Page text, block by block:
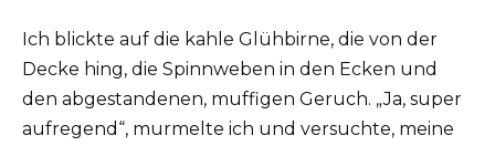
Ich blickte auf die kahle Glühbirne, die von der
Decke hing, die Spinnweben in den Ecken und
den abgestandenen, muffigen Geruch. „Ja, super
aufregend“, murmelte ich und versuchte, meine